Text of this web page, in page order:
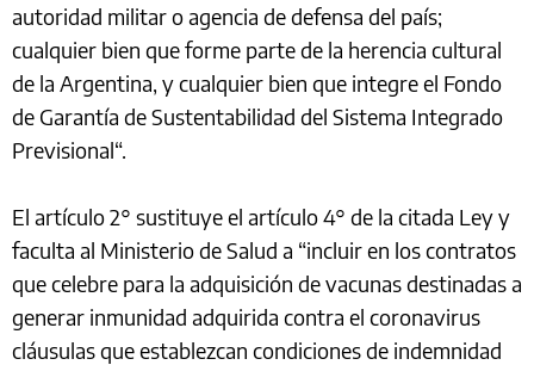
autoridad militar o agencia de defensa del país;
cualquier bien que forme parte de la herencia cultural
de la Argentina, y cualquier bien que integre el Fondo
de Garantía de Sustentabilidad del Sistema Integrado
Previsional“.
El artículo 2° sustituye el artículo 4° de la citada Ley y
faculta al Ministerio de Salud a “incluir en los contratos
que celebre para la adquisición de vacunas destinadas a
generar inmunidad adquirida contra el coronavirus
cláusulas que establezcan condiciones de indemnidad